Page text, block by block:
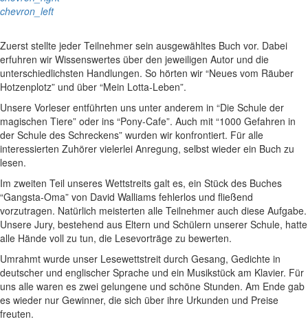
chevron_left
Zuerst stellte jeder Teilnehmer sein ausgewähltes Buch vor. Dabei
erfuhren wir Wissenswertes über den jeweiligen Autor und die
unterschiedlichsten Handlungen. So hörten wir “Neues vom Räuber
Hotzenplotz” und über “Mein Lotta-Leben”.
Unsere Vorleser entführten uns unter anderem in “Die Schule der
magischen Tiere” oder ins “Pony-Cafe”. Auch mit “1000 Gefahren in
der Schule des Schreckens” wurden wir konfrontiert. Für alle
interessierten Zuhörer vielerlei Anregung, selbst wieder ein Buch zu
lesen.
Im zweiten Teil unseres Wettstreits galt es, ein Stück des Buches
“Gangsta-Oma” von David Walliams fehlerlos und fließend
vorzutragen. Natürlich meisterten alle Teilnehmer auch diese Aufgabe.
Unsere Jury, bestehend aus Eltern und Schülern unserer Schule, hatte
alle Hände voll zu tun, die Lesevorträge zu bewerten.
Umrahmt wurde unser Lesewettstreit durch Gesang, Gedichte in
deutscher und englischer Sprache und ein Musikstück am Klavier. Für
uns alle waren es zwei gelungene und schöne Stunden. Am Ende gab
es wieder nur Gewinner, die sich über ihre Urkunden und Preise
freuten.